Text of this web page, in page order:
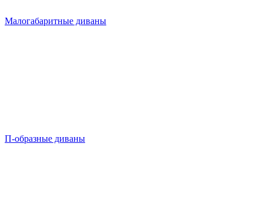
Малогабаритные диваны
П-образные диваны